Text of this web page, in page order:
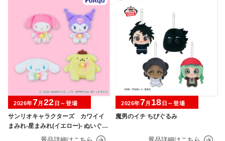
サンリオキャラクターズ カワイイ
まみれ-星まみれ(イエロー)- ぬいぐる
2026年7月 22 日～登場
魔男のイチ ちびぐるみ
2026年7月 18 日～登場